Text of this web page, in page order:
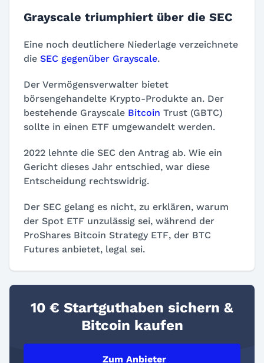
Grayscale triumphiert über die SEC
Eine noch deutlichere Niederlage verzeichnete
die SEC gegenüber Grayscale.
Der Vermögensverwalter bietet
börsengehandelte Krypto-Produkte an. Der
bestehende Grayscale Bitcoin Trust (GBTC)
sollte in einen ETF umgewandelt werden.
2022 lehnte die SEC den Antrag ab. Wie ein
Gericht dieses Jahr entschied, war diese
Entscheidung rechtswidrig.
Der SEC gelang es nicht, zu erklären, warum
der Spot ETF unzulässig sei, während der
ProShares Bitcoin Strategy ETF, der BTC
Futures anbietet, legal sei.
10 € Startguthaben sichern &
Bitcoin kaufen
Zum Anbieter